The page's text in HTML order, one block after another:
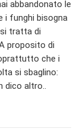
abbandonato le
i funghi bisogna
tratta di
proposito di
che i
si sbaglino:
dico altro..